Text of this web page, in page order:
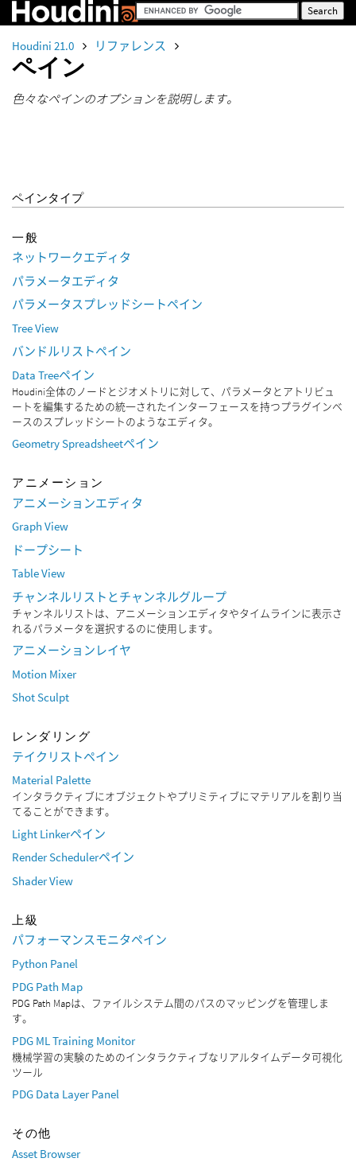
Houdini 21.0 リファレンス
ペイン
色々なペインのオプションを説明します。
ペインタイプ
一般
ネットワークエディタ
パラメータエディタ
パラメータスプレッドシートペイン
Tree View
バンドルリストペイン
Data Treeペイン
Houdini全体のノードとジオメトリに対して、パラメータとアトリビュ
ートを編集するための統一されたインターフェースを持つプラグインベ
ースのスプレッドシートのようなエディタ。
Geometry Spreadsheetペイン
アニメーション
アニメーションエディタ
Graph View
ドープシート
Table View
チャンネルリストとチャンネルグループ
チャンネルリストは、アニメーションエディタやタイムラインに表示さ
れるパラメータを選択するのに使用します。
アニメーションレイヤ
Motion Mixer
Shot Sculpt
レンダリング
テイクリストペイン
Material Palette
インタラクティブにオブジェクトやプリミティブにマテリアルを割り当
てることができます。
Light Linkerペイン
Render Schedulerペイン
Shader View
上級
パフォーマンスモニタペイン
Python Panel
PDG Path Map
PDG Path Mapは、ファイルシステム間のパスのマッピングを管理しま
す。
PDG ML Training Monitor
機械学習の実験のためのインタラクティブなリアルタイムデータ可視化
ツール
PDG Data Layer Panel
その他
Asset Browser